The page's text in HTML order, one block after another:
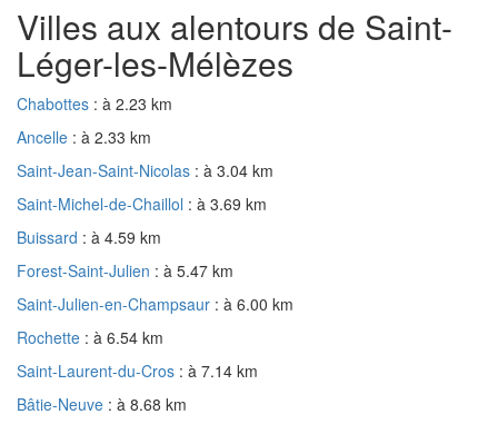
Villes aux alentours de Saint-
Léger-les-Mélèzes
Chabottes : à 2.23 km
Ancelle : à 2.33 km
Saint-Jean-Saint-Nicolas : à 3.04 km
Saint-Michel-de-Chaillol : à 3.69 km
Buissard : à 4.59 km
Forest-Saint-Julien : à 5.47 km
Saint-Julien-en-Champsaur : à 6.00 km
Rochette : à 6.54 km
Saint-Laurent-du-Cros : à 7.14 km
Bâtie-Neuve : à 8.68 km